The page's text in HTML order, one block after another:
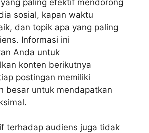
paling efektif mendorong
sosial, kapan waktu
dan topik apa yang paling
Informasi ini
Anda untuk
konten berikutnya
postingan memiliki
besar untuk mendapatkan
terhadap audiens juga tidak